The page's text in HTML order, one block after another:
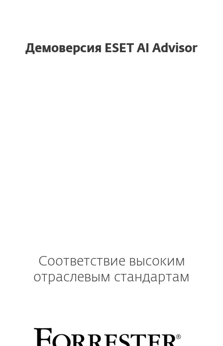
Демоверсия ESET AI Advisor
Соответствие высоким
отраслевым стандартам